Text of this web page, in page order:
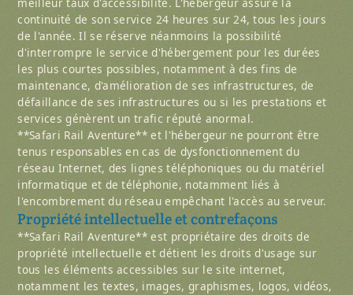
continuité de son service 24 heures sur 24, tous les jours
de l'année. Il se réserve néanmoins la possibilité
d'interrompre le service d'hébergement pour les durées
les plus courtes possibles, notamment à des fins de
maintenance, d'amélioration de ses infrastructures, de
défaillance de ses infrastructures ou si les prestations et
services génèrent un trafic réputé anormal.
**Safari Rail Aventure** et l'hébergeur ne pourront être
tenus responsables en cas de dysfonctionnement du
réseau Internet, des lignes téléphoniques ou du matériel
informatique et de téléphonie, notamment liés à
l'encombrement du réseau empêchant l'accès au serveur.
Propriété intellectuelle et contrefaçons
**Safari Rail Aventure** est propriétaire des droits de
propriété intellectuelle et détient les droits d'usage sur
tous les éléments accessibles sur le site internet,
notamment les textes, images, graphismes, logos, vidéos,